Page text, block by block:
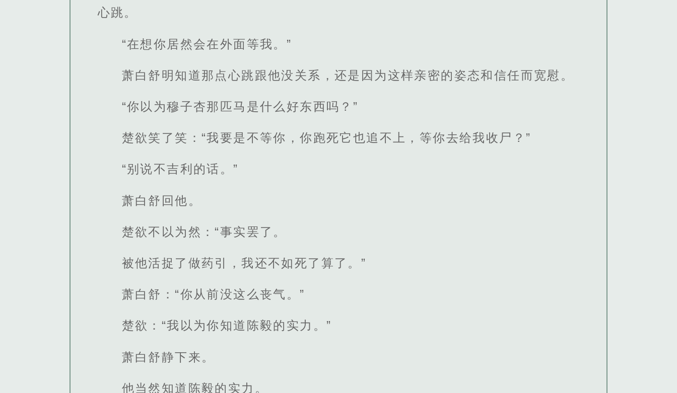
心跳。
“在想你居然会在外面等我。”
萧白舒明知道那点心跳跟他没关系，还是因为这样亲密的姿态和信任而宽慰。
“你以为穆子杏那匹马是什么好东西吗？”
楚欲笑了笑：“我要是不等你，你跑死它也追不上，等你去给我收尸？”
“别说不吉利的话。”
萧白舒回他。
楚欲不以为然：“事实罢了。
被他活捉了做药引，我还不如死了算了。”
萧白舒：“你从前没这么丧气。”
楚欲：“我以为你知道陈毅的实力。”
萧白舒静下来。
他当然知道陈毅的实力。